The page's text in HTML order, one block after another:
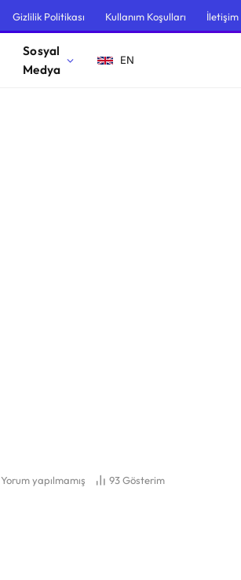
Gizlilik Politikası Kullanım Koşulları İletişim
Sosyal
Medya
EN
Yorum yapılmamış 93Gösterim